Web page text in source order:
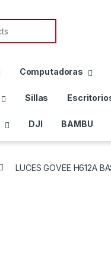
Computadoras
Sillas
DJI BAMBU
LUCES GOVEE H612A